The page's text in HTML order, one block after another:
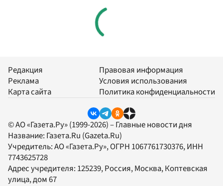
Редакция
Реклама
Карта сайта
Правовая информация
Условия использования
Политика конфиденциальности
© АО «Газета.Ру» (1999-2026) – Главные новости дня
Название: Газета.Ru (Gazeta.Ru)
Учредитель:АО «Газета.Ру», ОГРН 1067761730376, ИНН
7743625728
Адрес учредителя: 125239, Россия, Москва, Коптевская
улица, дом 67